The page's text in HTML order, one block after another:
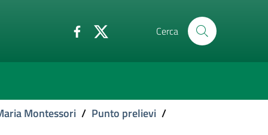
Cerca
Montessori / Punto prelievi /